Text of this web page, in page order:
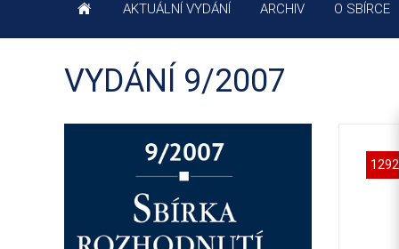
AKTUÁLNÍ VYDÁNÍ ARCHIV O SBÍRCE
VYDÁNÍ 9/2007